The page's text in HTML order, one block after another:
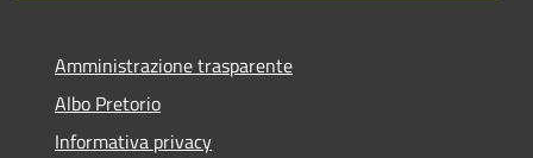
Amministrazione trasparente
Albo Pretorio
Informativa privacy